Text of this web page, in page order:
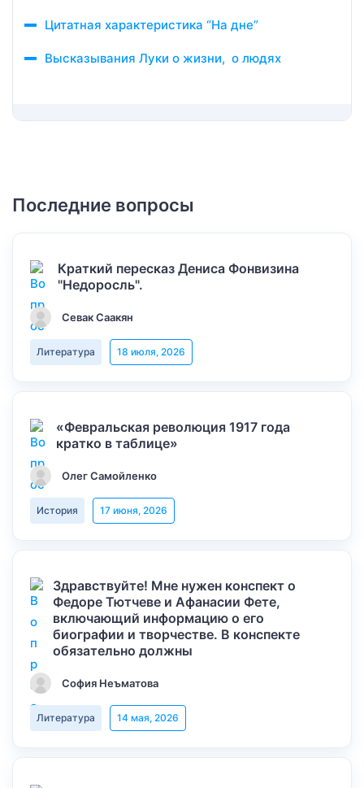
Цитатная характеристика “На дне”
Высказывания Луки о жизни, о людях
Последние вопросы
Краткий пересказ Дениса Фонвизина
"Недоросль".
Севак Саакян
Литература 18 июля, 2026
«Февральская революция 1917 года
кратко в таблице»
Олег Самойленко
История 17 июня, 2026
Здравствуйте! Мне нужен конспект о
Федоре Тютчеве и Афанасии Фете,
включающий информацию о его
биографии и творчестве. В конспекте
обязательно должны
София Неъматова
Литература 14 мая, 2026